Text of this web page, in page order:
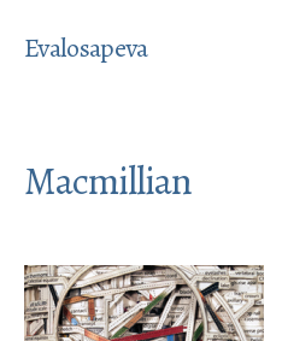
Evalosapeva
Macmillian